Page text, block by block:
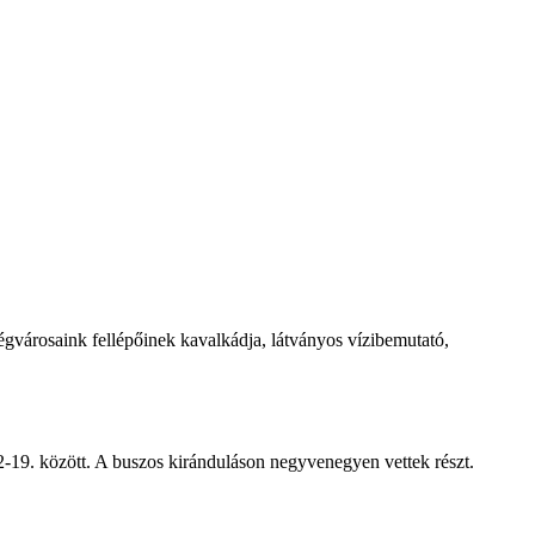
fellépőinek kavalkádja, látványos vízibemutató,
között. A buszos kiránduláson negyvenegyen vettek részt.